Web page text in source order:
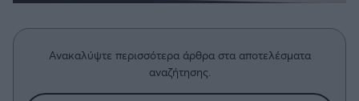
Δημήτρης Τσορμπατζόγλου
Λεβαδειακός
Μεγάλη μου Αγάπη
Μια Ιστορία από την Πόλη
Ανακαλύψτε περισσότερα άρθρα στα αποτελέσματα
αναζήτησης.